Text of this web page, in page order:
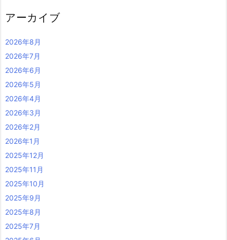
アーカイブ
2026年8月
2026年7月
2026年6月
2026年5月
2026年4月
2026年3月
2026年2月
2026年1月
2025年12月
2025年11月
2025年10月
2025年9月
2025年8月
2025年7月